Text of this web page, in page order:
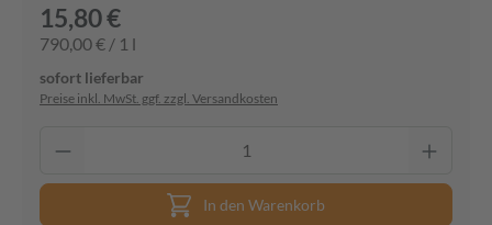
15,80 €
790,00 € / 1 l
sofort lieferbar
Preise inkl. MwSt. ggf. zzgl. Versandkosten
In den Warenkorb